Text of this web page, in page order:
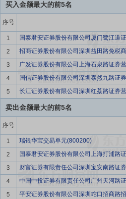
买入金额最大的前5名
序号
1
国泰君安证券股份有限公司厦门鹭江道
2
招商证券股份有限公司深圳益田路免税
3
广发证券股份有限公司上海石泉路证券
4
国信证券股份有限公司深圳泰然九路证
5
长江证券股份有限公司深圳红荔路证券
卖出金额最大的前5名
序号
1
瑞银华宝交易单元(800200)
2
国泰君安证券股份有限公司上海打浦路
3
财富证券有限责任公司深圳宝安南路证
4
中国中投证券有限责任公司广州天河路
5
平安证券股份有限公司深圳蛇口招商路